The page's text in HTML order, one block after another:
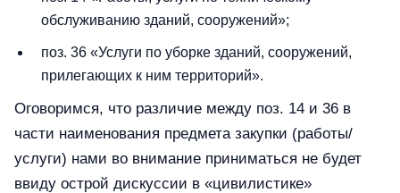
обслуживанию зданий, сооружений»;
поз. 36 «Услуги по уборке зданий, сооружений,
прилегающих к ним территорий».
Оговоримся, что различие между поз. 14 и 36 в
части наименования предмета закупки (работы/
услуги) нами во внимание приниматься не будет
ввиду острой дискуссии в «цивилистике»